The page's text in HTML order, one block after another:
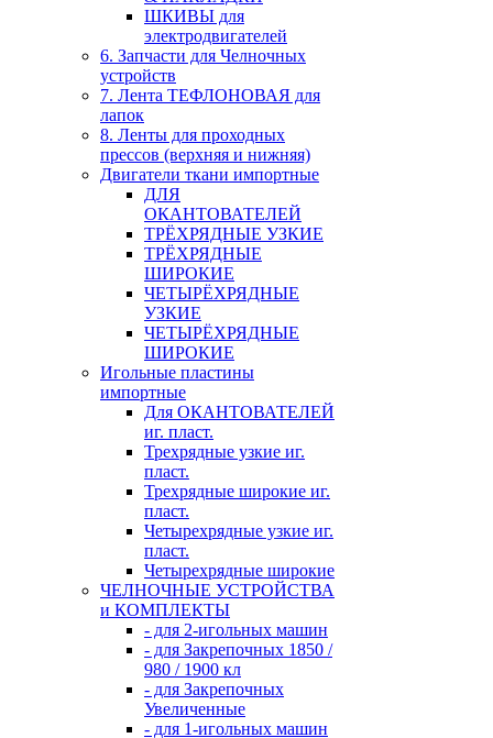
ШКИВЫ для
электродвигателей
6. Запчасти для Челночных
устройств
7. Лента ТЕФЛОНОВАЯ для
лапок
8. Ленты для проходных
прессов (верхняя и нижняя)
Двигатели ткани импортные
ДЛЯ
ОКАНТОВАТЕЛЕЙ
ТРЁХРЯДНЫЕ УЗКИЕ
ТРЁХРЯДНЫЕ
ШИРОКИЕ
ЧЕТЫРЁХРЯДНЫЕ
УЗКИЕ
ЧЕТЫРЁХРЯДНЫЕ
ШИРОКИЕ
Игольные пластины
импортные
Для ОКАНТОВАТЕЛЕЙ
иг. пласт.
Трехрядные узкие иг.
пласт.
Трехрядные широкие иг.
пласт.
Четырехрядные узкие иг.
пласт.
Четырехрядные широкие
ЧЕЛНОЧНЫЕ УСТРОЙСТВА
и КОМПЛЕКТЫ
- для 2-игольных машин
- для Закрепочных 1850 /
980 / 1900 кл
- для Закрепочных
Увеличенные
- для 1-игольных машин